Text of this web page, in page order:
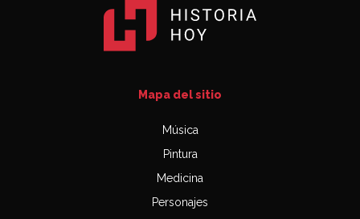
Mapa del sitio
Música
Pintura
Medicina
Personajes